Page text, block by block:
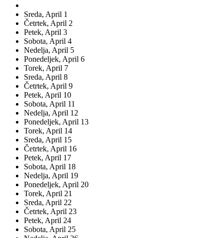
Sreda, April 1
Četrtek, April 2
Petek, April 3
Sobota, April 4
Nedelja, April 5
Ponedeljek, April 6
Torek, April 7
Sreda, April 8
Četrtek, April 9
Petek, April 10
Sobota, April 11
Nedelja, April 12
Ponedeljek, April 13
Torek, April 14
Sreda, April 15
Četrtek, April 16
Petek, April 17
Sobota, April 18
Nedelja, April 19
Ponedeljek, April 20
Torek, April 21
Sreda, April 22
Četrtek, April 23
Petek, April 24
Sobota, April 25